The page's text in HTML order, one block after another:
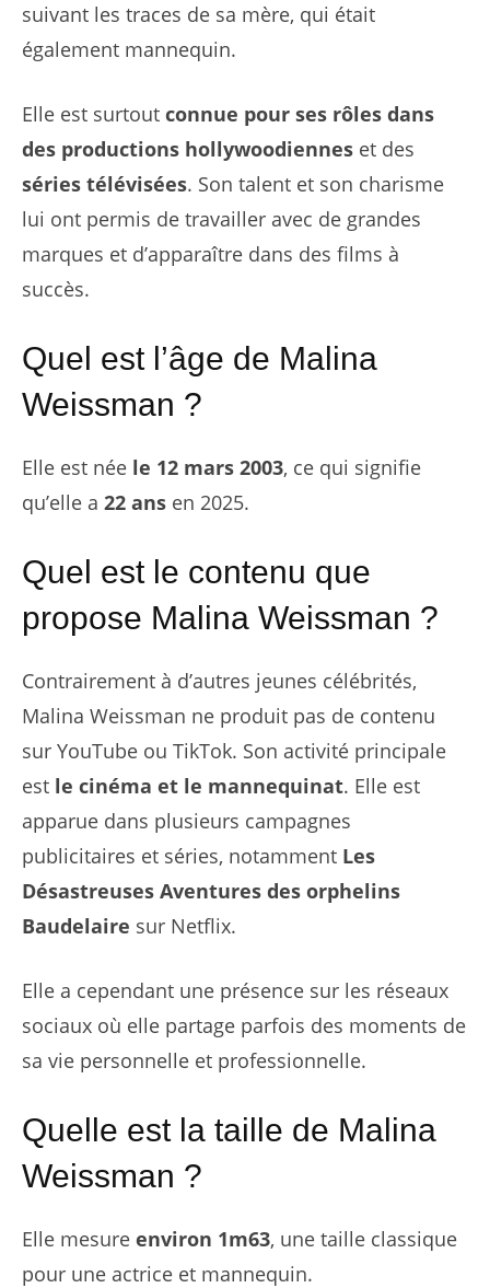
suivant les traces de sa mère, qui était
également mannequin.
Elle est surtout connue pour ses rôles dans
des productions hollywoodiennes et des
séries télévisées. Son talent et son charisme
lui ont permis de travailler avec de grandes
marques et d’apparaître dans des films à
succès.
Quel est l’âge de Malina
Weissman ?
Elle est née le 12 mars 2003, ce qui signifie
qu’elle a 22 ans en 2025.
Quel est le contenu que
propose Malina Weissman ?
Contrairement à d’autres jeunes célébrités,
Malina Weissman ne produit pas de contenu
sur YouTube ou TikTok. Son activité principale
est le cinéma et le mannequinat. Elle est
apparue dans plusieurs campagnes
publicitaires et séries, notamment Les
Désastreuses Aventures des orphelins
Baudelaire sur Netflix.
Elle a cependant une présence sur les réseaux
sociaux où elle partage parfois des moments de
sa vie personnelle et professionnelle.
Quelle est la taille de Malina
Weissman ?
Elle mesure environ 1m63, une taille classique
pour une actrice et mannequin.